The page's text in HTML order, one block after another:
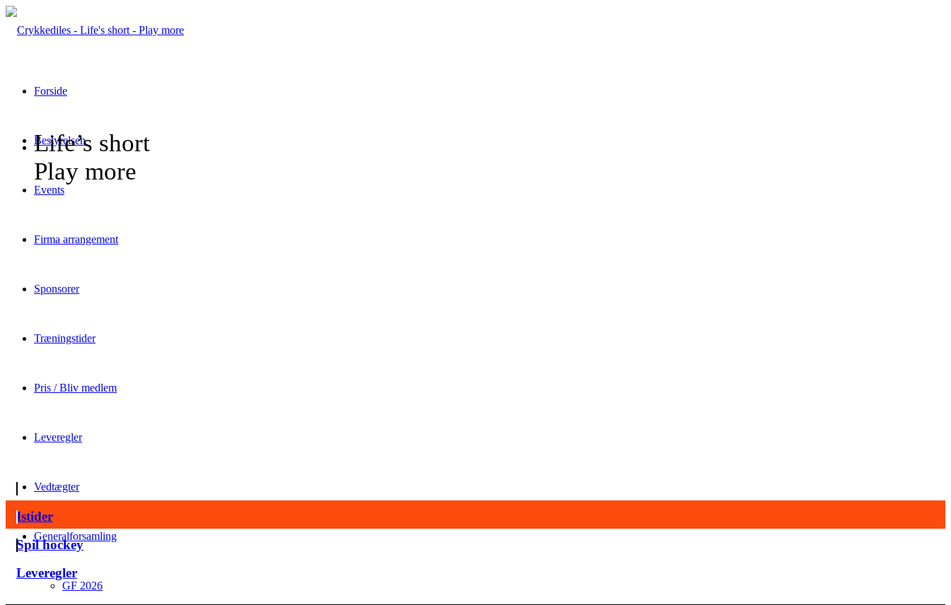
Forside
Bestyrelsen
Events
Firma arrangement
Sponsorer
Træningstider
Pris / Bliv medlem
Leveregler
Vedtægter
Generalforsamling
GF 2026
Life’s short
Play more
Istider
Spil hockey
Leveregler